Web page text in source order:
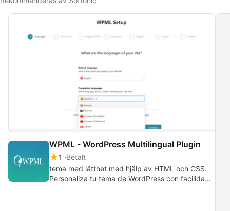
WPML - WordPress Multilingual Plugin
1
Betalt
tema med lätthet med hjälp av HTML och CSS.
Personaliza tu tema de WordPress con facilidad